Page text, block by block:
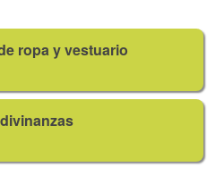
ropa y vestuario